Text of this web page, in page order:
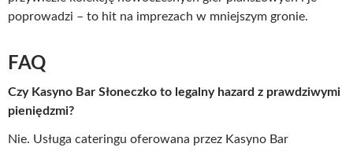
poprowadzi – to hit na imprezach w mniejszym gronie.
FAQ
Czy Kasyno Bar Słoneczko to legalny hazard z prawdziwymi
pieniędzmi?
Nie. Usługa cateringu oferowana przez Kasyno Bar